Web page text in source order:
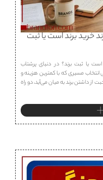
خرید برند است یا ثبت
یا ثبت برند؟ در دنیای پرشتاب
مسیری که با کمترین هزینه و
داشتن برند به میان می‌آید، دو راه